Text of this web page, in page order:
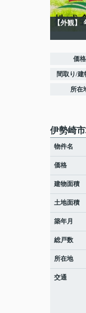
【外観】
価格
間取り/建
所在
伊勢崎
物件名
価格
建物面積
土地面積
築年月
総戸数
所在地
交通